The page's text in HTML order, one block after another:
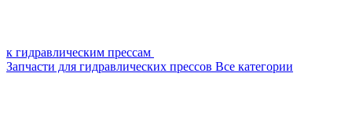
к гидравлическим прессам
Запчасти для гидравлических прессов Все категории